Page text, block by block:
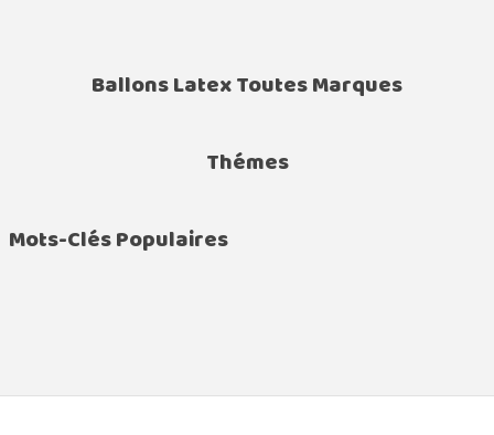
Ballons Latex Toutes Marques
Thémes
Mots-Clés Populaires